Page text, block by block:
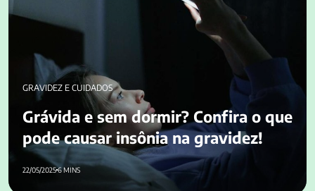
gravidez!
GRAVIDEZ E CUIDADOS
Grávida e sem dormir? Confira o que
pode causar insônia na gravidez!
22/05/20256 MINS